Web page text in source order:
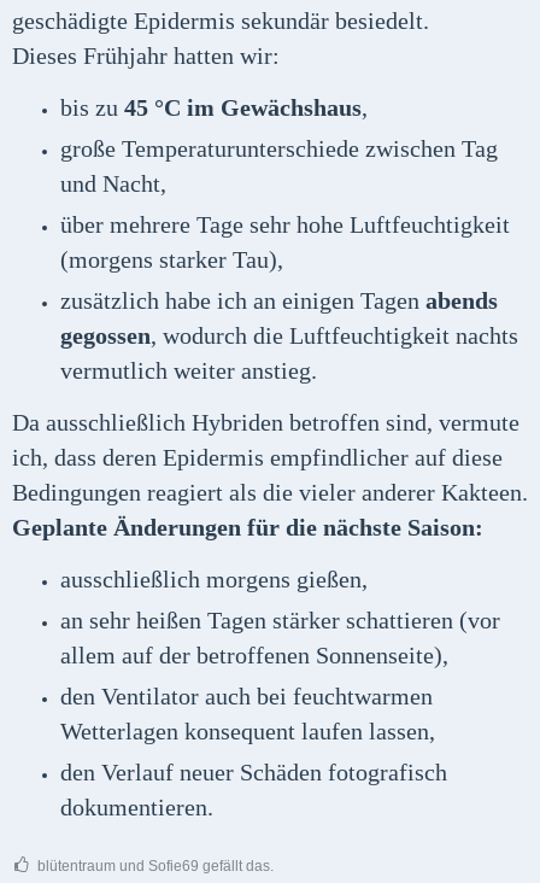
geschädigte Epidermis sekundär besiedelt.
Dieses Frühjahr hatten wir:
bis zu 45 °C im Gewächshaus,
große Temperaturunterschiede zwischen Tag
und Nacht,
über mehrere Tage sehr hohe Luftfeuchtigkeit
(morgens starker Tau),
zusätzlich habe ich an einigen Tagen abends
gegossen, wodurch die Luftfeuchtigkeit nachts
vermutlich weiter anstieg.
Da ausschließlich Hybriden betroffen sind, vermute
ich, dass deren Epidermis empfindlicher auf diese
Bedingungen reagiert als die vieler anderer Kakteen.
Geplante Änderungen für die nächste Saison:
ausschließlich morgens gießen,
an sehr heißen Tagen stärker schattieren (vor
allem auf der betroffenen Sonnenseite),
den Ventilator auch bei feuchtwarmen
Wetterlagen konsequent laufen lassen,
den Verlauf neuer Schäden fotografisch
dokumentieren.
blütentraum und Sofie69 gefällt das.